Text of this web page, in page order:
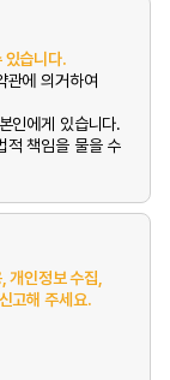
있습니다.
관에 의거하여
인에게 있습니다.
적 책임을 물을 수
개인정보 수집,
고해 주세요.